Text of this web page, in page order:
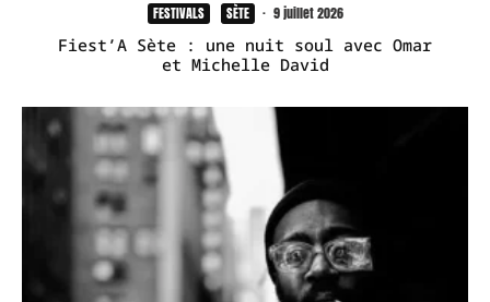
FESTIVALS SÈTE · 9 juillet 2026
Fiest’A Sète : une nuit soul avec Omar
et Michelle David